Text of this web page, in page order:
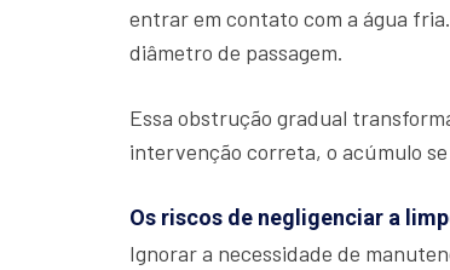
entrar em contato com a água
diâmetro de passagem.
Essa obstrução gradual
intervenção correta, o acúmulo
Os riscos de negligenciar a
Ignorar a necessidade de